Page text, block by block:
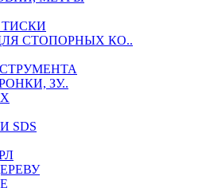
СТОПОРНЫХ КО..
ЗУ..
SDS